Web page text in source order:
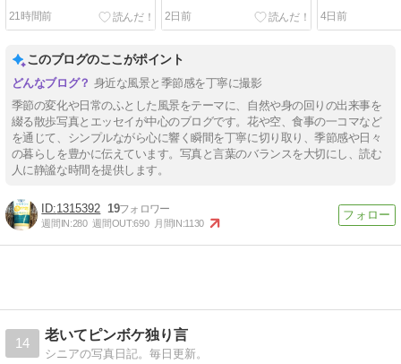
21時間前 2日前 4日前
このブログのここがポイント
身近な風景と季節感を丁寧に撮影
季節の変化や日常のふとした風景をテーマに、自然や身の回りの出来事を
綴る散歩写真とエッセイが中心のブログです。花や空、食事の一コマなど
を通じて、シンプルながら心に響く瞬間を丁寧に切り取り、季節感や日々
の暮らしを豊かに伝えています。写真と言葉のバランスを大切にし、読む
人に静謐な時間を提供します。
1315392 19
週間IN:280 週間OUT:690 月間IN:1130
14
老いてピンボケ独り言
シニアの写真日記。毎日更新。